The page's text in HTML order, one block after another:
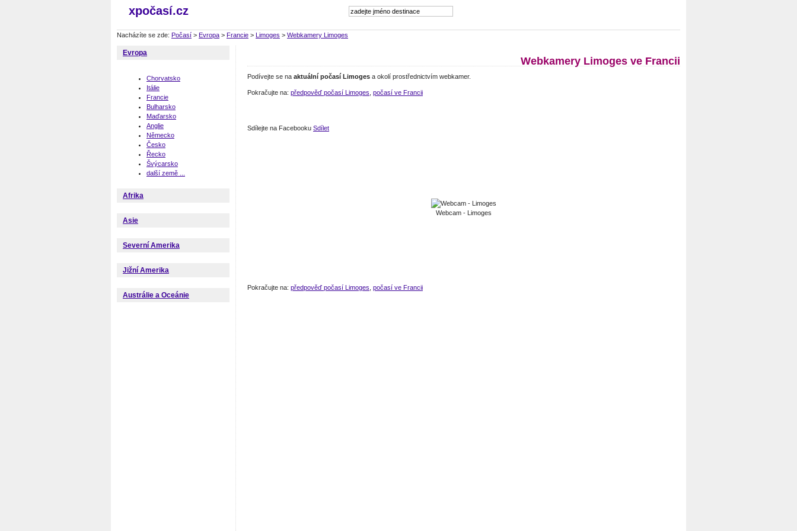
xpočasí.cz
Nacházíte se zde: Počasí > Evropa > Francie > Limoges > Webkamery Limoges
Evropa
Chorvatsko
Itálie
Francie
Bulharsko
Maďarsko
Anglie
Německo
Česko
Řecko
Švýcarsko
další země ...
Afrika
Asie
Severní Amerika
Jižní Amerika
Austrálie a Oceánie
Webkamery Limoges ve Francii
Podívejte se na aktuální počasí Limoges a okolí prostřednictvím webkamer.
Pokračujte na: předpověď počasí Limoges počasí ve Francii
Sdílejte na Facebooku Sdílet
Webcam - Limoges
Pokračujte na: předpověď počasí Limoges počasí ve Francii